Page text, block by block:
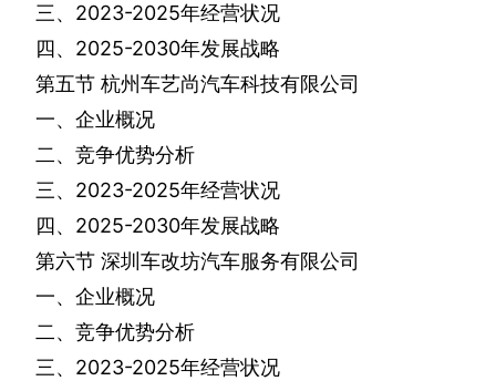
三、 2023-2025年经营状况
四、 2025-2030年发展战略
第五节 杭州车艺尚汽车科技有限公司
一、企业概况
二、竞争优势分析
三、 2023-2025年经营状况
四、 2025-2030年发展战略
第六节 深圳车改坊汽车服务有限公司
一、企业概况
二、竞争优势分析
三、 2023-2025年经营状况